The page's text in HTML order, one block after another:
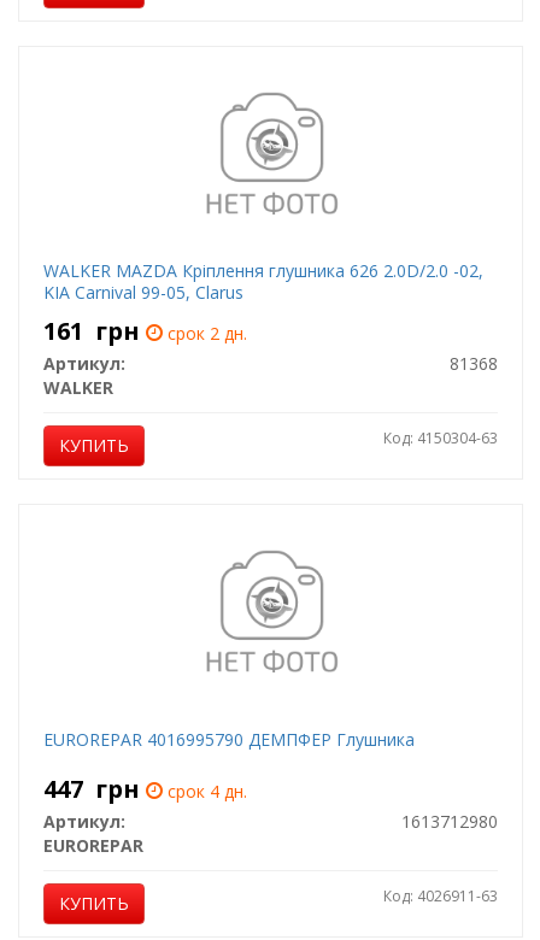
WALKER MAZDA Кріплення глушника 626 2.0D/2.0 -02,
KIA Carnival 99-05, Clarus
161 грн
срок 2 дн.
Артикул:
81368
WALKER
КУПИТЬ Код: 4150304-63
EUROREPAR 4016995790 ДЕМПФЕР Глушника
447 грн
срок 4 дн.
Артикул:
1613712980
EUROREPAR
КУПИТЬ Код: 4026911-63